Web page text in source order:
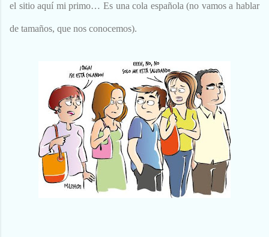
el sitio aquí mi primo… Es una cola española (no vamos a hablar
de tamaños, que nos conocemos).